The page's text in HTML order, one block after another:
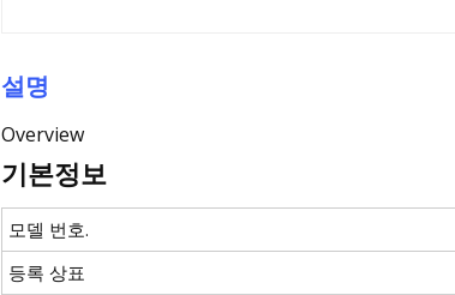
설명
Overview
기본정보
모델 번호.
등록 상표